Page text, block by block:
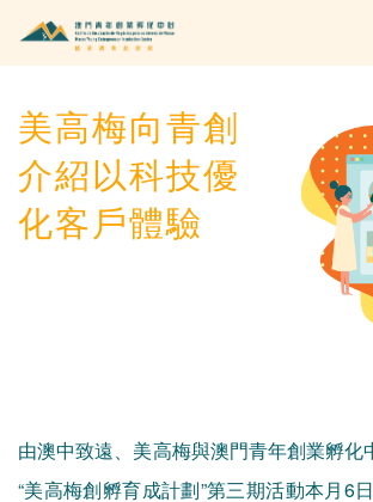
美高梅向青創
介紹以科技優
化客戶體驗
由澳中致遠、美高梅與澳門青年創業孵化
“美高梅創孵育成計劃”第三期活動本月6